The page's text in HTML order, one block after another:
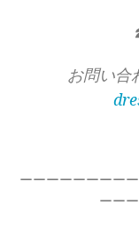
お問い合
ーーーーーーーー
ーー